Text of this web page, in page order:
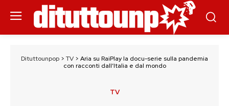
Dituttounpop > TV > Aria su RaiPlay la docu-serie sulla pandemia
con racconti dall’Italia e dal mondo
TV